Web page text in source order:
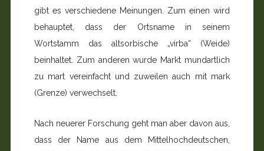
gibt es verschiedene Meinungen. Zum einen wird
behauptet, dass der Ortsname in seinem
Wortstamm das altsorbische „virba“ (Weide)
beinhaltet. Zum anderen wurde Markt mundartlich
zu mart vereinfacht und zuweilen auch mit mark
(Grenze) verwechselt.
Nach neuerer Forschung geht man aber davon aus,
dass der Name aus dem Mittelhochdeutschen,